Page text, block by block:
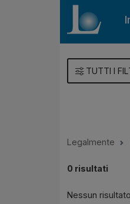
TUTTI I
Legalmente
0 risultati
Nessun